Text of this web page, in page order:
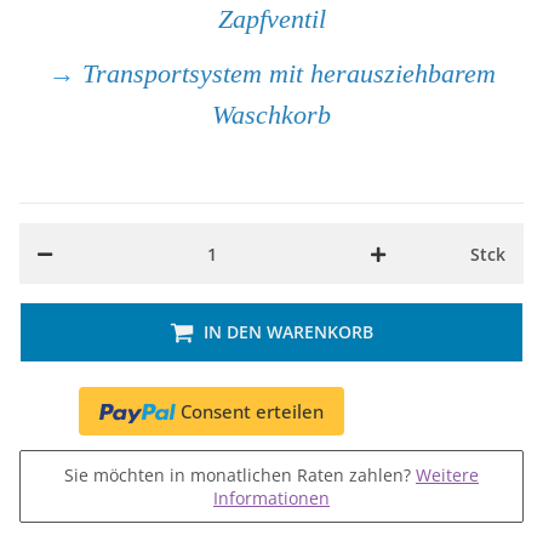
Zapfventil
→ Transportsystem mit herausziehbarem
Waschkorb
Stck
IN DEN WARENKORB
Consent erteilen
Sie möchten in monatlichen Raten zahlen? Weitere
Informationen